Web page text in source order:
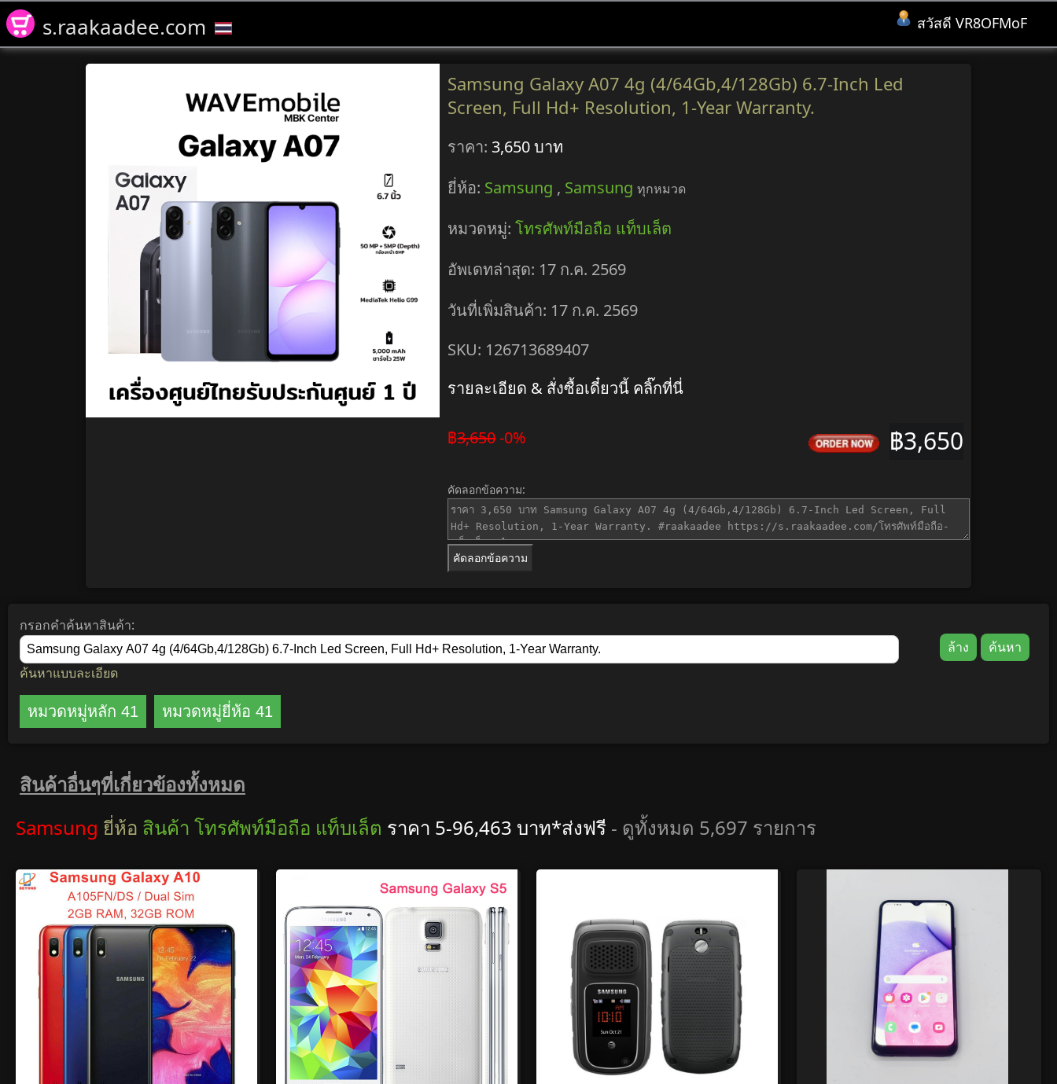
s.raakaadee.com สวัสดี VR8OFMoF
Samsung Galaxy A07 4g (4/64Gb,4/128Gb) 6.7-Inch Led
Screen, Full Hd+ Resolution, 1-Year Warranty.
ราคา: 3,650 บาท
ยี่ห้อ: Samsung , Samsungทุกหมวด
หมวดหมู่:โทรศัพท์มือถือ แท็บเล็ต
อัพเดทล่าสุด: 17 ก.ค. 2569
วันที่เพิ่มสินค้า: 17 ก.ค. 2569
SKU: 126713689407
รายละเอียด & สั่งซื้อเดี๋ยวนี้ คลิ๊กที่นี่
฿3,650-0% ฿3,650
คัดลอกข้อความ:
คัดลอกข้อความ
กรอกคำค้นหาสินค้า:
ค้นหาแบบละเอียด
หมวดหมู่หลัก 41 หมวดหมู่ยี่ห้อ 41
สินค้าอื่นๆที่เกี่ยวข้องทั้งหมด
Samsung ยี่ห้อ สินค้า โทรศัพท์มือถือ แท็บเล็ต ราคา 5-96,463 บาท*ส่งฟรี - ดูทั้งหมด 5,697 รายการ